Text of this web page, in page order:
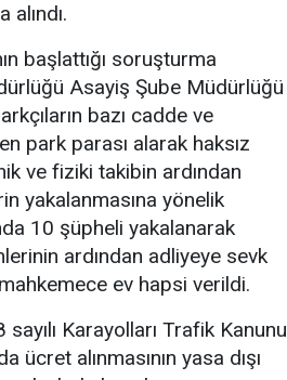
başlattığı soruşturma
Asayiş Şube Müdürlüğü
bazı cadde ve
park parası alarak haksız
ve fiziki takibin ardından
yakalanmasına yönelik
10 şüpheli yakalanarak
ardından adliyeye sevk
ev hapsi verildi.
Karayolları Trafik Kanunu
ücret alınmasının yasa dışı